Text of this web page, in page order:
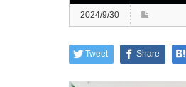
2024/9/30
Tweet Share